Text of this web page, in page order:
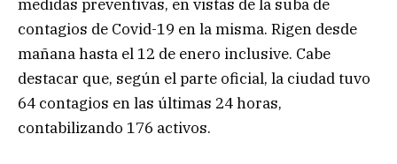
medidas preventivas, en vistas de la suba de
contagios de Covid-19 en la misma. Rigen desde
mañana hasta el 12 de enero inclusive. Cabe
destacar que, según el parte oficial, la ciudad tuvo
64 contagios en las últimas 24 horas,
contabilizando 176 activos.